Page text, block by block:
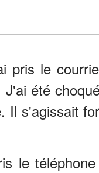
pris le
été
Il s'agissait
le